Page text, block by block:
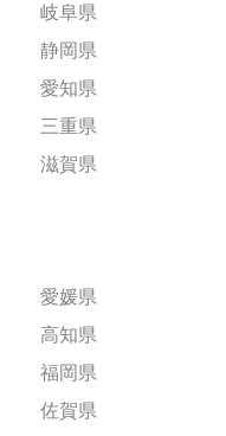
岐阜県
静岡県
愛知県
三重県
滋賀県
愛媛県
高知県
福岡県
佐賀県